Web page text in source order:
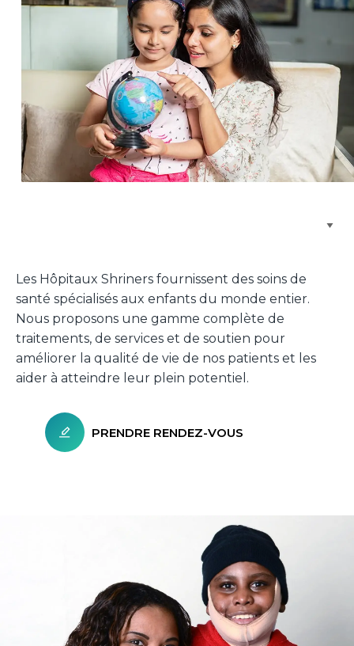
Les Hôpitaux Shriners fournissent des soins de
santé spécialisés aux enfants du monde entier.
Nous proposons une gamme complète de
traitements, de services et de soutien pour
améliorer la qualité de vie de nos patients et les
aider à atteindre leur plein potentiel.
PRENDRE RENDEZ-VOUS